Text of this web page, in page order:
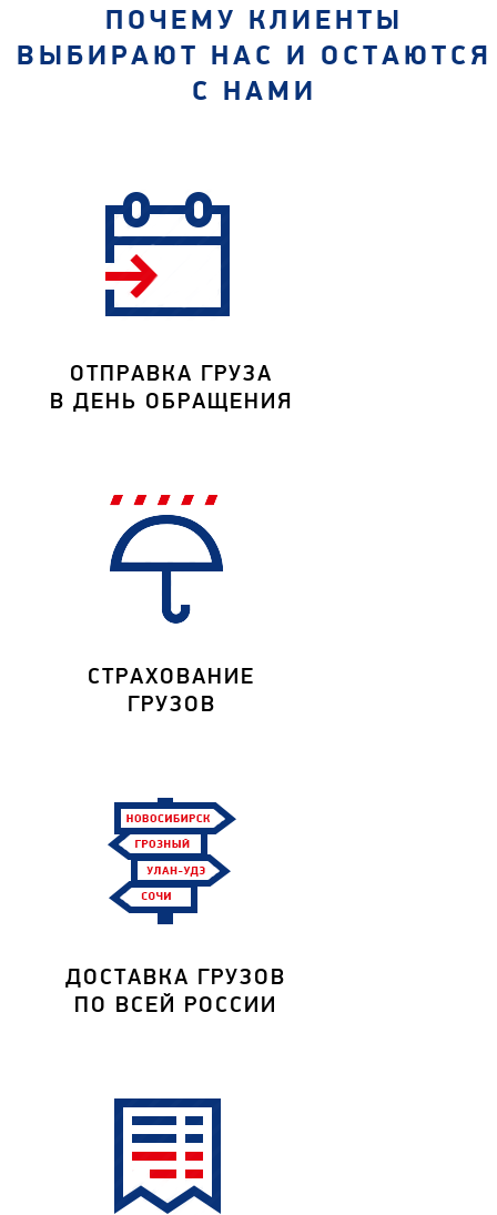
ПОЧЕМУ КЛИЕНТЫ
ВЫБИРАЮТ НАС И ОСТАЮТСЯ
С НАМИ
ОТПРАВКА ГРУЗА
В ДЕНЬ ОБРАЩЕНИЯ
СТРАХОВАНИЕ
ГРУЗОВ
ДОСТАВКА ГРУЗОВ
ПО ВСЕЙ РОССИИ